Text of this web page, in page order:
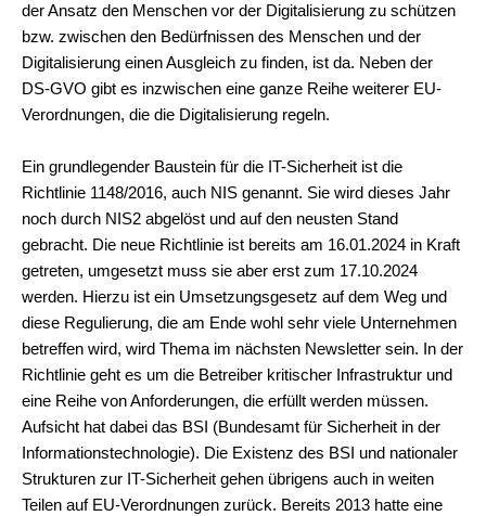
der Ansatz den Menschen vor der Digitalisierung zu schützen
bzw. zwischen den Bedürfnissen des Menschen und der
Digitalisierung einen Ausgleich zu finden, ist da. Neben der
DS-GVO gibt es inzwischen eine ganze Reihe weiterer EU-
Verordnungen, die die Digitalisierung regeln.
Ein grundlegender Baustein für die IT-Sicherheit ist die
Richtlinie 1148/2016, auch NIS genannt. Sie wird dieses Jahr
noch durch NIS2 abgelöst und auf den neusten Stand
gebracht. Die neue Richtlinie ist bereits am 16.01.2024 in Kraft
getreten, umgesetzt muss sie aber erst zum 17.10.2024
werden. Hierzu ist ein Umsetzungsgesetz auf dem Weg und
diese Regulierung, die am Ende wohl sehr viele Unternehmen
betreffen wird, wird Thema im nächsten Newsletter sein. In der
Richtlinie geht es um die Betreiber kritischer Infrastruktur und
eine Reihe von Anforderungen, die erfüllt werden müssen.
Aufsicht hat dabei das BSI (Bundesamt für Sicherheit in der
Informationstechnologie). Die Existenz des BSI und nationaler
Strukturen zur IT-Sicherheit gehen übrigens auch in weiten
Teilen auf EU-Verordnungen zurück. Bereits 2013 hatte eine